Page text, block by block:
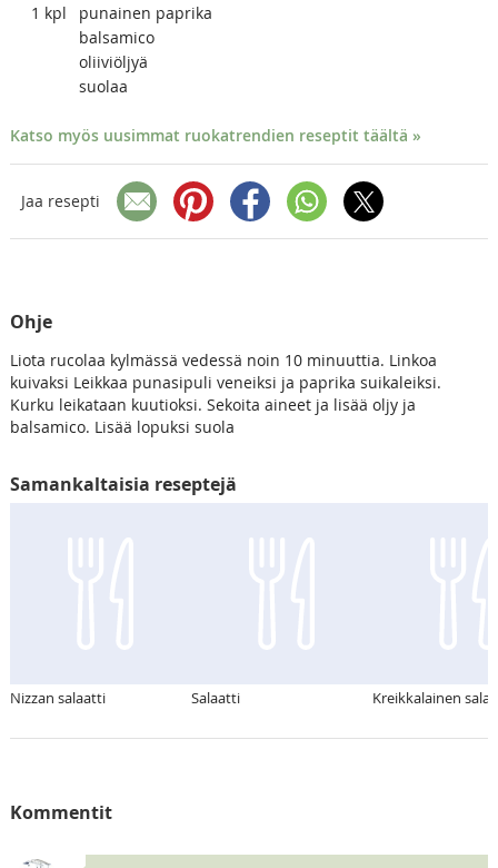
1 kpl
punainen paprika
balsamico
oliiviöljyä
suolaa
Katso myös uusimmat ruokatrendien reseptit täältä »
Jaa resepti
Ohje
Liota rucolaa kylmässä vedessä noin 10 minuuttia. Linkoa
kuivaksi Leikkaa punasipuli veneiksi ja paprika suikaleiksi.
Kurku leikataan kuutioksi. Sekoita aineet ja lisää oljy ja
balsamico. Lisää lopuksi suola
Samankaltaisia reseptejä
Nizzan salaatti Salaatti Kreikkalainen
Kommentit